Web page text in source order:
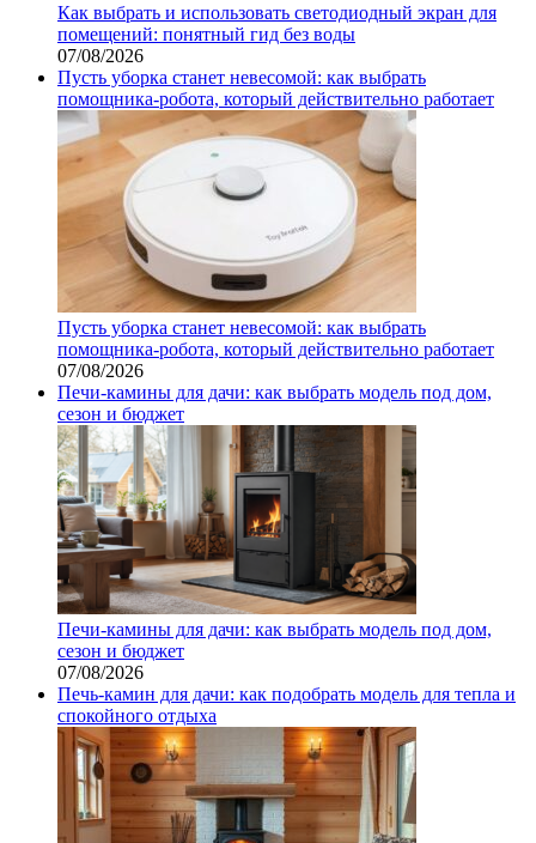
Как выбрать и использовать светодиодный экран для
помещений: понятный гид без воды
07/08/2026
Пусть уборка станет невесомой: как выбрать
помощника‑робота, который действительно работает
Пусть уборка станет невесомой: как выбрать
помощника‑робота, который действительно работает
07/08/2026
Печи-камины для дачи: как выбрать модель под дом,
сезон и бюджет
Печи-камины для дачи: как выбрать модель под дом,
сезон и бюджет
07/08/2026
Печь-камин для дачи: как подобрать модель для тепла и
спокойного отдыха